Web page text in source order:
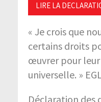
LIRE LA
« Je crois que
certains droits
œuvrer pour leur
universelle. »
Déclaration des